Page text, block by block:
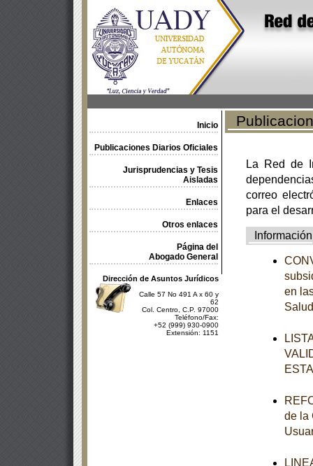
Inicio
Publicaciones Diarios Oficiales
Jurisprudencias y Tesis
Aisladas
Enlaces
Otros enlaces
Página del
Abogado General
Dirección de Asuntos Jurídicos
Calle 57 No 491 A x 60 y
62
Col. Centro, C.P. 97000
Teléfono/Fax:
+52 (999) 930-0900
Extensión: 1151
La Red de
correo
para el
Información
en
de la